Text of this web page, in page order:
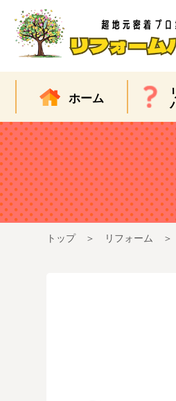
ホーム
トップ リフォーム